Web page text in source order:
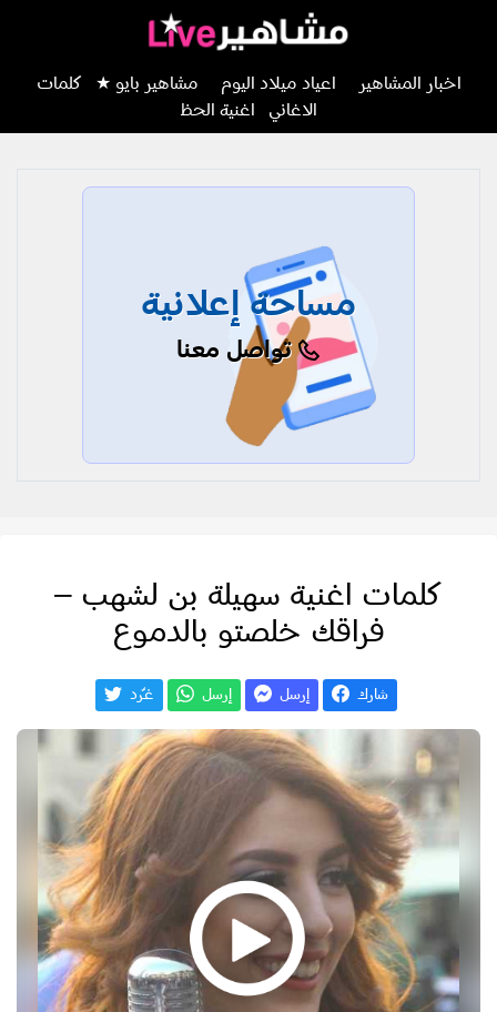
اخبار المشاهير اعياد ميلاد اليوم مشاهير بايو ★
كلمات
الاغاني
اغنية الحظ
مساحة إعلانية
تواصل معنا
كلمات اغنية سهيلة بن لشهب –
فراقك خلصتو بالدموع
شارك إرسل إرسل غـّرد